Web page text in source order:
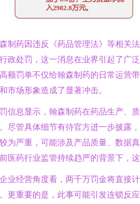
制药因违反《药品管理法》等相关
政处罚，这一消息在业界引起了广
额罚单不仅给翰森制药的日常运营
市场形象造成了显著冲击。
信息显示，翰森制药在药品生产、
尽管具体细节有待官方进一步披露
为严重，可能涉及产品质量、数据
医药行业监管持续趋严的背景下，
业经营角度看，两千万罚金将直接
更重要的是，此事可能引发连锁反